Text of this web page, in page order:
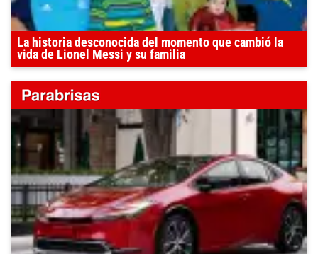
La historia desconocida del momento que cambió la
vida de Lionel Messi y su familia